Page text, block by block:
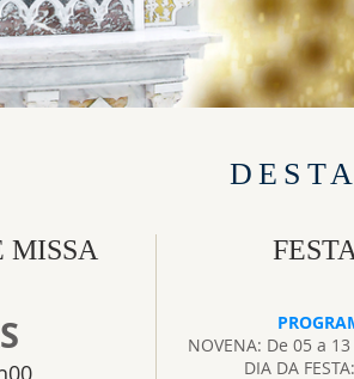
MISSA
NOVENA: De 05 a
DIA DA